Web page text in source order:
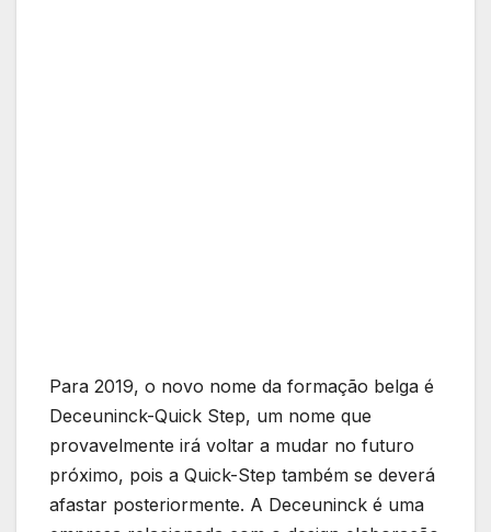
Para 2019, o novo nome da formação belga é
Deceuninck-Quick Step, um nome que
provavelmente irá voltar a mudar no futuro
próximo, pois a Quick-Step também se deverá
afastar posteriormente. A Deceuninck é uma